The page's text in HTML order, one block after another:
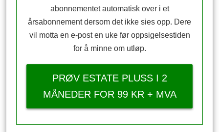
abonnementet automatisk over i et
årsabonnement dersom det ikke sies opp. Dere
vil motta en e-post en uke før oppsigelsestiden
for å minne om utløp.
PRØV ESTATE PLUSS I 2
MÅNEDER FOR 99 KR + MVA